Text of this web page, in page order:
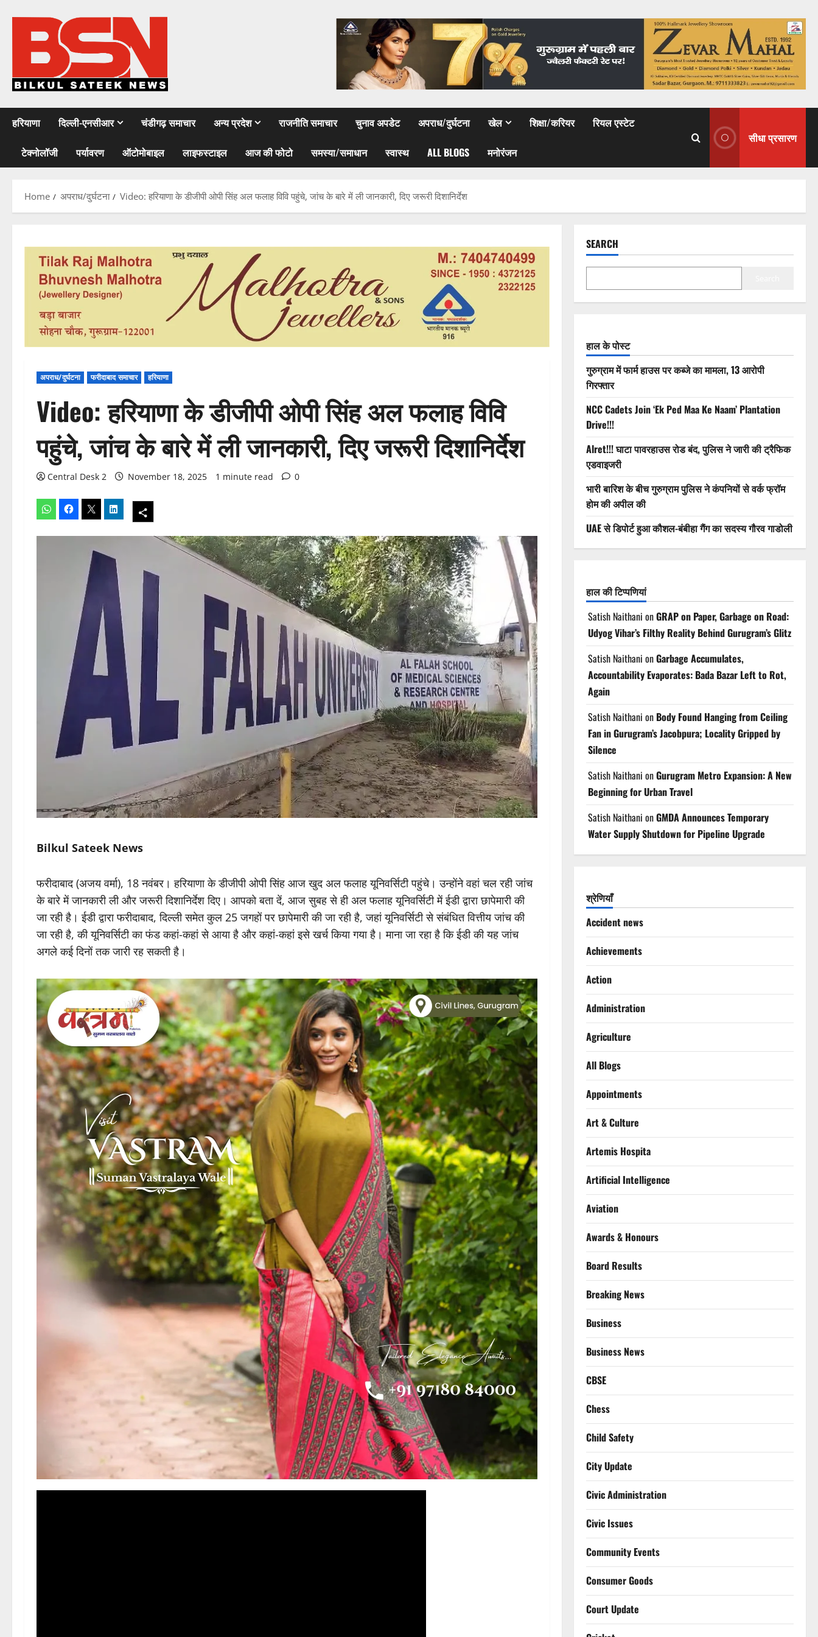
हरियाणा दिल्ली-एनसीआर चंडीगढ़ समाचार अन्य प्रदेश राजनीति समाचार चुनाव अपडेट अपराध/दुर्घटना खेल शिक्षा/करियर रियल एस्टेट
टेक्नोलॉजी पर्यावरण ऑटोमोबाइल लाइफस्टाइल आज की फोटो समस्या/समाधान स्वास्थ ALL BLOGS मनोरंजन
सीधा प्रसारण
Home अपराध/दुर्घटना Video: हरियाणा के डीजीपी ओपी सिंह अल फलाह विवि पहुंचे, जांच के बारे में ली जानकारी, दिए जरूरी दिशानिर्देश
अपराध/दुर्घटना फरीदाबाद समाचार हरियाणा
Video: हरियाणा के डीजीपी ओपी सिंह अल फलाह विवि
पहुंचे, जांच के बारे में ली जानकारी, दिए जरूरी दिशानिर्देश
Central Desk 2 November 18, 2025 1 minute read 0
Bilkul Sateek News
फरीदाबाद (अजय वर्मा), 18 नवंबर। हरियाणा के डीजीपी ओपी सिंह आज खुद अल फलाह यूनिवर्सिटी पहुंचे। उन्होंने वहां चल रही जांच
के बारे में जानकारी ली और जरूरी दिशानिर्देश दिए। आपको बता दें, आज सुबह से ही अल फलाह यूनिवर्सिटी में ईडी द्वारा छापेमारी की
जा रही है। ईडी द्वारा फरीदाबाद, दिल्ली समेत कुल 25 जगहों पर छापेमारी की जा रही है, जहां यूनिवर्सिटी से संबंधित वित्तीय जांच की
जा रही है, की यूनिवर्सिटी का फंड कहां-कहां से आया है और कहां-कहां इसे खर्च किया गया है। माना जा रहा है कि ईडी की यह जांच
अगले कई दिनों तक जारी रह सकती है।
SEARCH
हाल के पोस्ट
गुरुग्राम में फार्म हाउस पर कब्जे का मामला, 13 आरोपी
गिरफ्तार
NCC Cadets Join ‘Ek Ped Maa Ke Naam’ Plantation
Drive!!!
Alret!!! घाटा पावरहाउस रोड बंद, पुलिस ने जारी की ट्रैफिक
एडवाइजरी
भारी बारिश के बीच गुरुग्राम पुलिस ने कंपनियों से वर्क फ्रॉम
होम की अपील की
UAE से डिपोर्ट हुआ कौशल-बंबीहा गैंग का सदस्य गौरव गाडोली
हाल की टिप्पणियां
Satish Naithani onGRAP on Paper, Garbage on Road:
Udyog Vihar’s Filthy Reality Behind Gurugram’s Glitz
Satish Naithani onGarbage Accumulates,
Accountability Evaporates: Bada Bazar Left to Rot,
Again
Satish Naithani on Body Found Hanging from Ceiling
Fan in Gurugram’s Jacobpura; Locality Gripped by
Silence
Satish Naithani onGurugram Metro Expansion: A New
Beginning for Urban Travel
Satish Naithani onGMDA Announces Temporary
Water Supply Shutdown for Pipeline Upgrade
श्रेणियाँ
Accident news
Achievements
Action
Administration
Agriculture
All Blogs
Appointments
Art & Culture
Artemis Hospita
Artificial Intelligence
Aviation
Awards & Honours
Board Results
Breaking News
Business
Business News
CBSE
Chess
Child Safety
City Update
Civic Administration
Civic Issues
Community Events
Consumer Goods
Court Update